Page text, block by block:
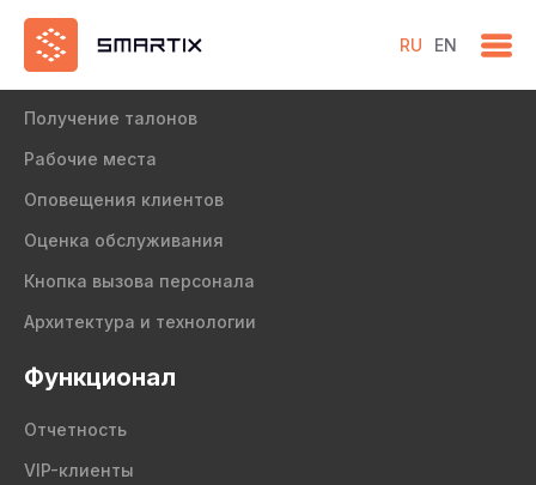
RU EN
Продукт
Получение талонов
Рабочие места
Оповещения клиентов
Оценка обслуживания
Кнопка вызова персонала
Архитектура и технологии
Функционал
Отчетность
VIP-клиенты